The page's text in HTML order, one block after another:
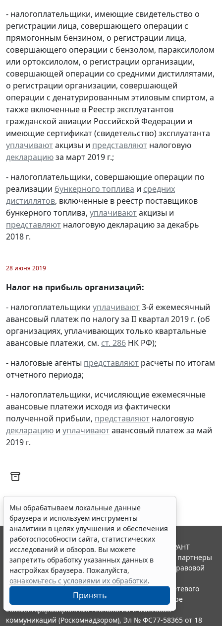
- налогоплательщики, имеющие свидетельство о
регистрации лица, совершающего операции с
прямогонным бензином, о регистрации лица,
совершающего операции с бензолом, параксилолом
или ортоксилолом, о регистрации организации,
совершающей операции со средними дистиллятами,
о регистрации организации, совершающей
операции с денатурированным этиловым спиртом, а
также включенные в Реестр эксплуатантов
гражданской авиации Российской Федерации и
имеющие сертификат (свидетельство) эксплуатанта
уплачиваютакцизы и представляют налоговую
декларациюза март 2019 г.;
- налогоплательщики, совершающие операции по
реализации бункерного топлива и средних
дистиллятов, включенные в реестр поставщиков
бункерного топлива, уплачиваютакцизы и
представляют налоговую декларацию за декабрь
2018 г.
28 июня 2019
Налог на прибыль организаций:
- налогоплательщики уплачивают3-й ежемесячный
авансовый платеж по налогу за II квартал 2019 г. (об
организациях, уплачивающих только квартальные
авансовые платежи, см. ст. 286 НК РФ);
- налоговые агенты представляют расчеты по итогам
отчетного периода;
- налогоплательщики, исчисляющие ежемесячные
авансовые платежи исходя из фактически
полученной прибыли, представляют налоговую
декларацию и уплачиваютавансовый платеж за май
2019 г.
Мы обрабатываем локальные данные
браузера и используем инструменты
аналитики в целях улучшения и обеспечения
работоспособности сайта, статистических
исследований и обзоров. Вы можете
запретить обработку указанных данных в
настройках браузера. Пожалуйста,
ознакомьтесь с условиями их обработки.
Принять
© ООО "НПП "ГАРАНТ-СЕРВИС", 2026. Система ГАРАНТ
выпускается с 1990 года. Компания "Гарант" и ее партнеры
являются участниками Российской ассоциации правовой
информации ГАРАНТ.
Портал ГАРАНТ.РУ зарегистрирован в качестве сетевого
издания Федеральной службой по надзору в сфере
связи,информационных технологий и массовых
коммуникаций (Роскомнадзором), Эл № ФС77-58365 от 18